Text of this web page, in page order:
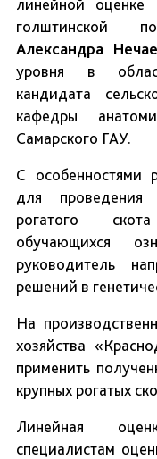
линейной оценке
голштинской
Александра
уровня в
кандидата
кафедры
Самарского ГАУ.
С особенностями
для проведения
рогатого
обучающихся
руководитель
решений в
На
хозяйства
применить
крупных рогатых
Линейная
специалистам